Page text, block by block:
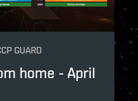
GUARD
home - April